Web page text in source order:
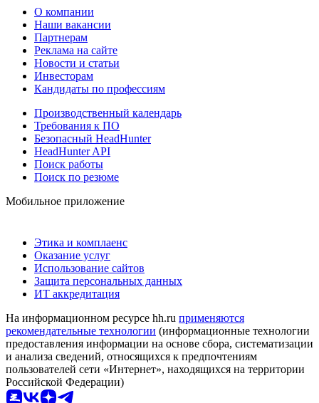
О компании
Наши вакансии
Партнерам
Реклама на сайте
Новости и статьи
Инвесторам
Кандидаты по профессиям
Производственный календарь
Требования к ПО
Безопасный HeadHunter
HeadHunter API
Поиск работы
Поиск по резюме
Мобильное приложение
Этика и комплаенс
Оказание услуг
Использование сайтов
Защита персональных данных
ИТ аккредитация
На информационном ресурсе hh.ru применяются
рекомендательные технологии (информационные технологии
предоставления информации на основе сбора, систематизации
и анализа сведений, относящихся к предпочтениям
пользователей сети «Интернет», находящихся на территории
Российской Федерации)